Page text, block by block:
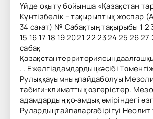
Үйде оқыту бойынша «Қазақстан
Күнтізбелік – тақырыптық жоспар
34 сағат) № Сабақтың тақырыбы 1 2 3
15 16 17 18 19 20 21 22 23 24 25 26 27
сабақ
. . Ежелгіадамдардыңкәсібі
Рулыққауымныңпайдаболуы
табиғи-климаттық өзгерістер.
адамдардың қоғамдық өміріндегі
Рулардыңтайпаларғабірігуі Неолит